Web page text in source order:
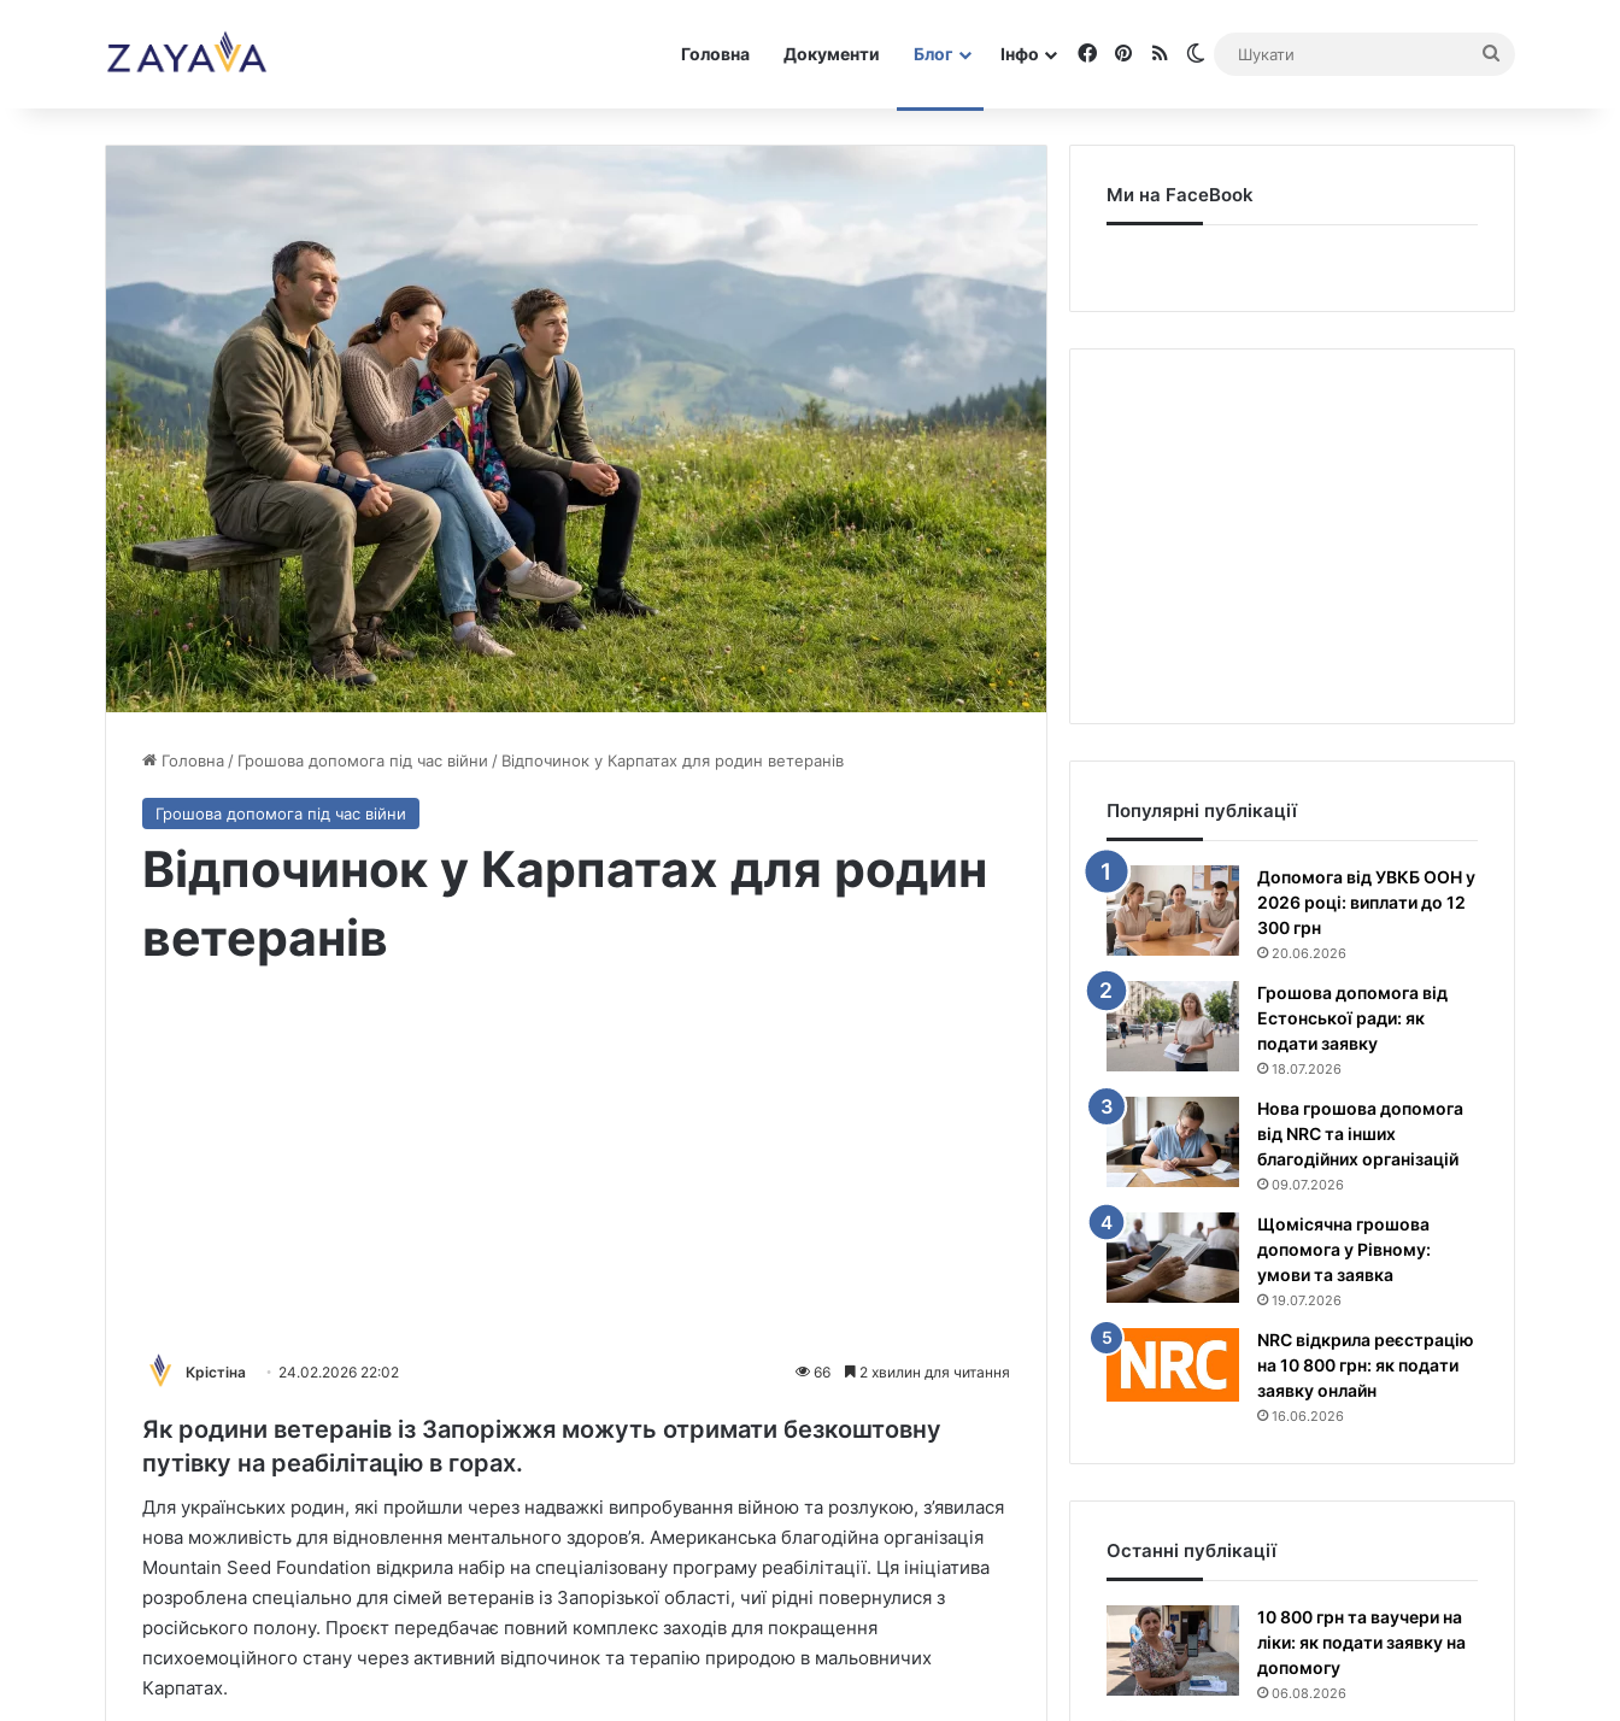
Головна Документи Блог Інфо Facebook
Pinterest
RSS Switch skin
Головна / Грошова допомога під час війни / Відпочинок у Карпатах для родин ветеранів
Грошова допомога під час війни
Відпочинок у Карпатах для родин
ветеранів
Крістіна 24.02.2026 22:02 66 2 хвилин для читання
Як родини ветеранів із Запоріжжя можуть отримати безкоштовну
путівку на реабілітацію в горах.
Для українських родин, які пройшли через надважкі випробування війною та розлукою, з’явилася
нова можливість для відновлення ментального здоров’я. Американська благодійна організація
Mountain Seed Foundation відкрила набір на спеціалізовану програму реабілітації. Ця ініціатива
розроблена спеціально для сімей ветеранів із Запорізької області, чиї рідні повернулися з
російського полону. Проєкт передбачає повний комплекс заходів для покращення
психоемоційного стану через активний відпочинок та терапію природою в мальовничих
Карпатах.
Ми на FaceBook
Популярні публікації
Допомога від УВКБ ООН у
2026 році: виплати до 12
300 грн
20.06.2026
Грошова допомога від
Естонської ради: як
подати заявку
18.07.2026
Нова грошова допомога
від NRC та інших
благодійних організацій
09.07.2026
Щомісячна грошова
допомога у Рівному:
умови та заявка
19.07.2026
NRC відкрила реєстрацію
на 10 800 грн: як подати
заявку онлайн
16.06.2026
Останні публікації
10 800 грн та ваучери на
ліки: як подати заявку на
допомогу
06.08.2026